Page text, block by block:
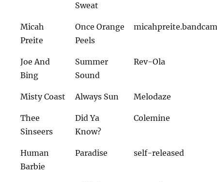
Sweat
Micah
Preite
Once Orange
Peels
Joe And
Bing
Summer
Sound
Rev-Ola
Misty Coast Always Sun Melodaze
Thee
Sinseers
Did Ya
Know?
Colemine
Human
Barbie
Paradise self-released